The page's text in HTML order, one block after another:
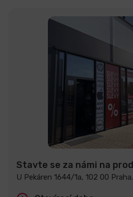
Stavte se za námi na
U Pekáren 1644/1a, 102 00 Praha.